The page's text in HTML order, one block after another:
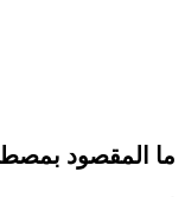
ما المقصود